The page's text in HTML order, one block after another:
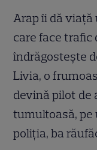
Arap îi dă
care face trafic
îndrăgosteşte
Livia, o
devină pilot de
tumultoasă, pe
poliţia, ba